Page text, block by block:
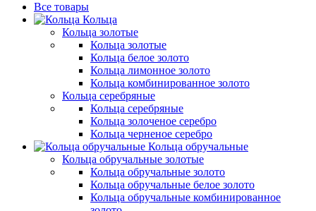
Все товары
Кольца
Кольца золотые
Кольца золотые
Кольца белое золото
Кольца лимонное золото
Кольца комбинированное золото
Кольца серебряные
Кольца серебряные
Кольца золоченое серебро
Кольца черненое серебро
Кольца обручальные
Кольца обручальные золотые
Кольца обручальные золото
Кольца обручальные белое золото
Кольца обручальные комбинированное